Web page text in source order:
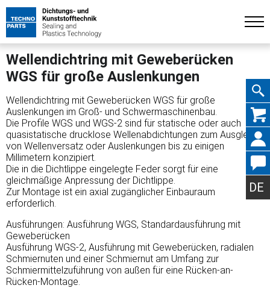
DE
Wellendichtring mit Geweberücken
WGS für große Auslenkungen
Wellendichtring mit Geweberücken WGS für große
Auslenkungen im Groß- und Schwermaschinenbau.
Die Profile WGS und WGS-2 sind für statische oder auch
quasistatische drucklose Wellenabdichtungen zum Ausgleich
von Wellenversatz oder Auslenkungen bis zu einigen
Millimetern konzipiert.
Die in die Dichtlippe eingelegte Feder sorgt für eine
gleichmäßige Anpressung der Dichtlippe.
Zur Montage ist ein axial zugänglicher Einbauraum
erforderlich.
Ausführungen: Ausführung WGS, Standardausführung mit
Geweberücken
Ausführung WGS-2, Ausführung mit Geweberücken, radialen
Schmiernuten und einer Schmiernut am Umfang zur
Schmiermittelzuführung von außen für eine Rücken-an-
Rücken-Montage.